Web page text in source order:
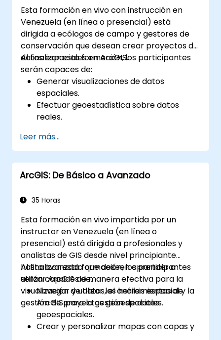
Esta formación en vivo con instrucción en
Venezuela (en línea o presencial) está
dirigida a ecólogos de campo y gestores de
conservación que desean crear proyectos de
datos espaciales en ArcGIS.
Al finalizar esta formación, los participantes
serán capaces de:
Generar visualizaciones de datos
espaciales.
Efectuar geoestadística sobre datos
reales.
procesamiento de datos y cartografía
con ArcGIS.
Analizar datos espaciales para proyectos
en ArcGIS.
Leer más...
ArcGIS: De Básico a Avanzado
35 Horas
Esta formación en vivo impartida por un
instructor en Venezuela (en línea o
presencial) está dirigida a profesionales y
analistas de GIS desde nivel principiante
hasta avanzado que deseen aprender a
utilizar ArcGIS de manera efectiva para la
visualización de datos, el análisis espacial y la
gestión de proyectos geoespaciales.
Al finalizar esta formación, los participantes
serán capaces de:
Navegar y utilizar las herramientas de
ArcGIS para la gestión de datos
geoespaciales.
Crear y personalizar mapas con capas y